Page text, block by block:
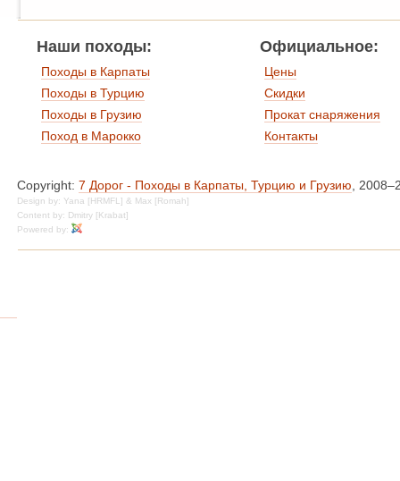
Наши походы:
Походы в Карпаты
Походы в Турцию
Походы в Грузию
Поход в Марокко
Официальное:
Цены
Скидки
Прокат снаряжения
Контакты
Copyright: 7 Дорог - Походы в Карпаты, Турцию и Грузию,
Design by: Yana [HRMFL] & Max [Romah]
Content by: Dmitry [Krabat]
Powered by: